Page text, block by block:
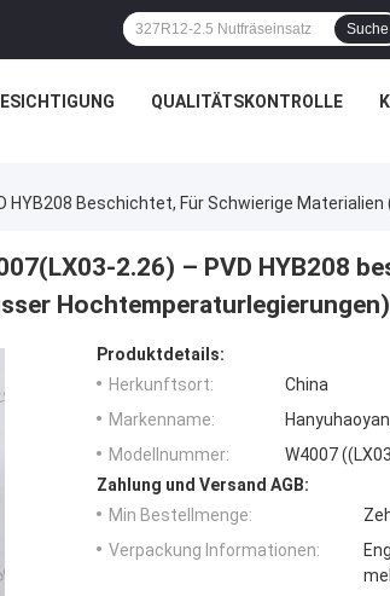
Suche
QUALITÄTSKONTROLLE
HYB208 Beschichtet, Für Schwierige
2.26) – PVD HYB208
Hochtemperaturlegierungen)
Produktdetails:
Herkunftsort:
China
Markenname:
Modellnummer:
W4007
Zahlung und Versand AGB:
Min Bestellmenge:
Verpackung Informationen: